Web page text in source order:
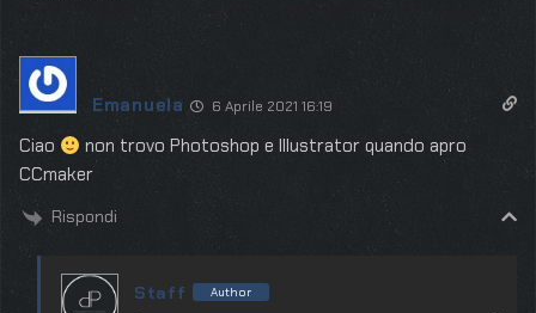
Emanuela 6 Aprile 2021 16:19
Ciao
non trovo Photoshop e Illustrator quando apro
CCmaker
Rispondi
Staff Author